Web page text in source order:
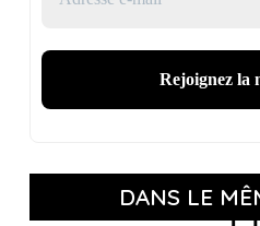
DANS LE